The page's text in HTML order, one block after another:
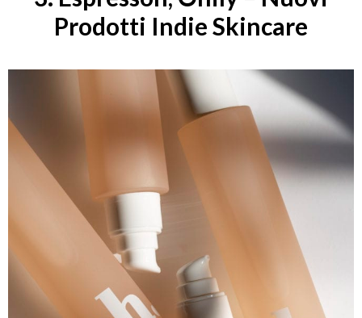
Prodotti Indie Skincare